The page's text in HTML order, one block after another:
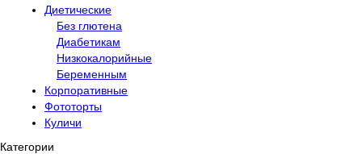
Диетические
Без глютена
Диабетикам
Низкокалорийные
Беременным
Корпоративные
Фототорты
Куличи
Категории